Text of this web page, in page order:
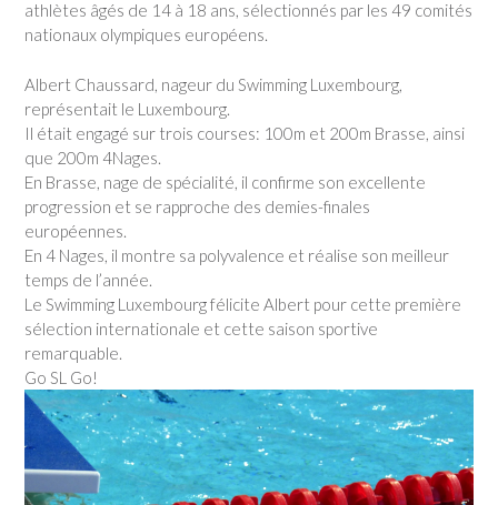
athlètes âgés de 14 à 18 ans, sélectionnés par les 49 comités
nationaux olympiques européens.
Albert Chaussard, nageur du Swimming Luxembourg,
représentait le Luxembourg.
Il était engagé sur trois courses: 100m et 200m Brasse, ainsi
que 200m 4Nages.
En Brasse, nage de spécialité, il confirme son excellente
progression et se rapproche des demies-finales
européennes.
En 4 Nages, il montre sa polyvalence et réalise son meilleur
temps de l’année.
Le Swimming Luxembourg félicite Albert pour cette première
sélection internationale et cette saison sportive
remarquable.
Go SL Go!